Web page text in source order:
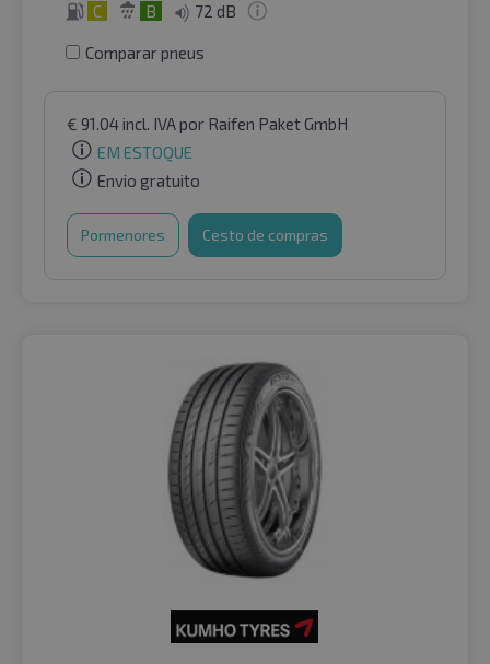
C B 72 dB
Comparar pneus
€ 91.04incl. IVApor Raifen Paket GmbH
EM ESTOQUE
Envio gratuito
Pormenores Cesto de compras